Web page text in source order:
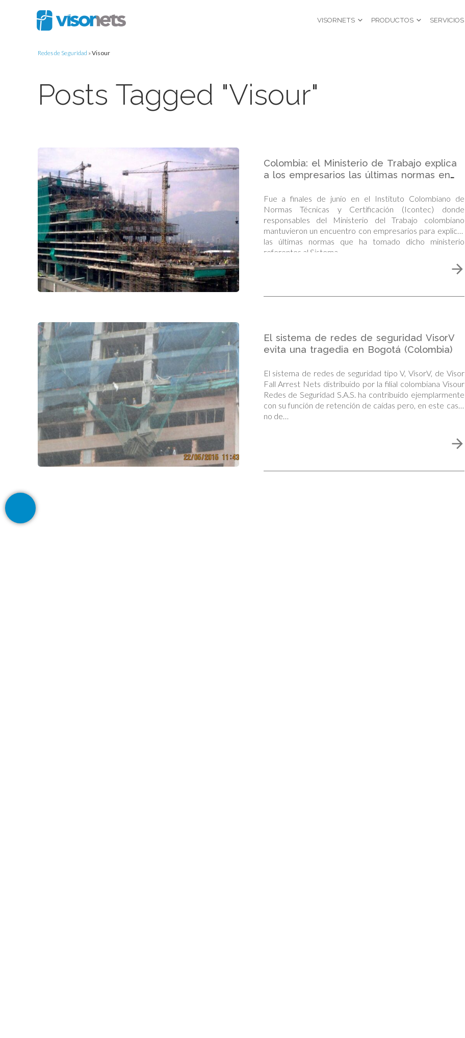
VISORNETS PRODUCTOS SERVICIOS
Redes de Seguridad »Visour
Posts Tagged "Visour"
Colombia: el Ministerio de Trabajo explica
a los empresarios las últimas normas en
Fue a finales de junio en el Instituto Colombiano de
Normas Técnicas y Certificación (Icontec) donde
responsables del Ministerio del Trabajo colombiano
mantuvieron un encuentro con empresarios para explicar
las últimas normas que ha tomado dicho ministerio
referentes al Sistema…
El sistema de redes de seguridad VisorV
evita una tragedia en Bogotá (Colombia)
El sistema de redes de seguridad tipo V, VisorV, de Visor
Fall Arrest Nets distribuido por la filial colombiana Visour
Redes de Seguridad S.A.S. ha contribuido ejemplarmente
con su función de retención de caídas pero, en este caso,
no de…